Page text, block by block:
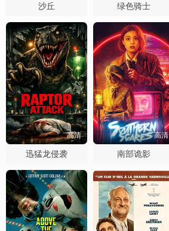
沙丘 绿色骑士
高清
迅猛龙侵袭
高清
南部诡影